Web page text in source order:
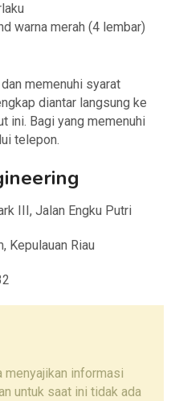
warna merah (4 lembar)
memenuhi syarat
diantar langsung ke
ini. Bagi yang memenuhi
telepon.
III, Jalan Engku Putri
Kepulauan Riau
menyajikan informasi
untuk saat ini tidak ada